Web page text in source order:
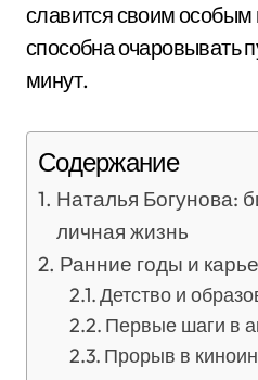
славится своим
способна очаровывать
минут.
Содержание
Наталья Богунова:
личная жизнь
Ранние годы и
Детство и
Первые шаги в
Прорыв в